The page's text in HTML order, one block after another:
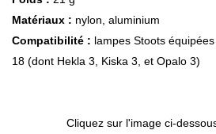
Matériaux : nylon, aluminium
Compatibilité : lampes Stoots
18 (dont Hekla 3, Kiska 3, et Opalo 3)
Cliquez sur l'image ci-